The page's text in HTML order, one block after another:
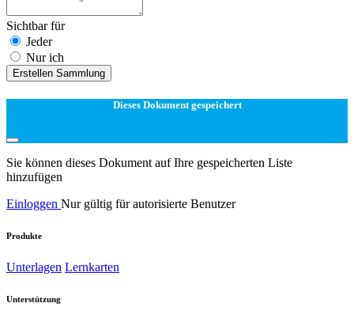
Sichtbar für
Jeder
Nur ich
Erstellen Sammlung
Dieses Dokument gespeichert
Sie können dieses Dokument auf Ihre gespeicherten Liste
hinzufügen
Einloggen Nur gültig für autorisierte Benutzer
Produkte
Unterlagen Lernkarten
Unterstützung